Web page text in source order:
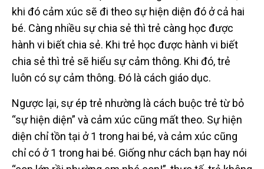
khi đó cảm xúc sẽ đi theo sự hiện diện đó ở cả hai
bé. Càng nhiều sự chia sẻ thì trẻ càng học được
hành vi biết chia sẻ. Khi trẻ học được hành vi biết
chia sẻ thì trẻ sẽ hiểu sự cảm thông. Khi đó, trẻ
luôn có sự cảm thông. Đó là cách giáo dục.
Ngược lại, sự ép trẻ nhường là cách buộc trẻ từ bỏ
“sự hiện diện” và cảm xúc cũng mất theo. Sự hiện
diện chỉ tồn tại ở 1 trong hai bé, và cảm xúc cũng
chỉ có ở 1 trong hai bé. Giống như cách bạn hay nói